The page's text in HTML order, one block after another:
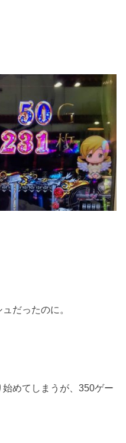
だったのに。
めてしまうが、350ゲー